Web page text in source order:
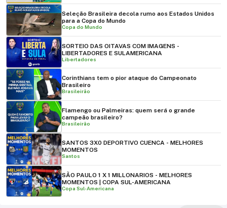
Seleção Brasileira decola rumo aos Estados Unidos
para a Copa do Mundo
Copa do Mundo
SORTEIO DAS OITAVAS COM IMAGENS -
LIBERTADORES E SULAMERICANA
Libertadores
Corinthians tem o pior ataque do Campeonato
Brasileiro
Brasileirão
Flamengo ou Palmeiras: quem será o grande
campeão brasileiro?
Brasileirão
SANTOS 3X0 DEPORTIVO CUENCA - MELHORES
MOMENTOS
Santos
SÃO PAULO 1 X 1 MILLONARIOS - MELHORES
MOMENTOS | COPA SUL-AMERICANA
Copa Sul-Americana